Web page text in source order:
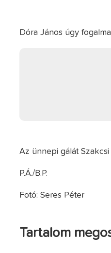
Dóra János úgy
Az ünnepi gálát
P.Á./B.P.
Fotó: Seres Péter
Tartalom